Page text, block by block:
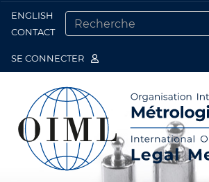
ENGLISH
CONTACT
SE CONNECTER